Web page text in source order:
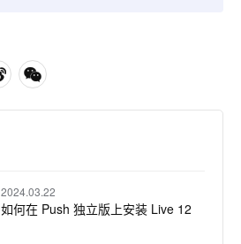
2024.03.22
如何在 Push 独立版上安装 Live 12